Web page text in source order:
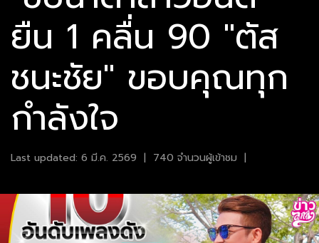
ยืน 1 คลื่น 90 "ตัส
ชนะชัย" ขอบคุณทุก
กำลังใจ
Last updated: 6 มี.ค. 2569 | 740 จำนวนผู้เข้าชม |